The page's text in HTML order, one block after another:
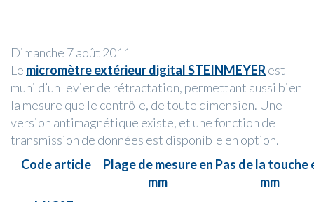
Dimanche 7 août 2011
Le micromètre extérieur digital STEINMEYERest
muni d’un levier de rétractation, permettant aussi bien
la mesure que le contrôle, de toute dimension. Une
version antimagnétique existe, et une fonction de
transmission de données est disponible en option.
Code article
Plage de mesure en
mm
Pas de la touche
mm